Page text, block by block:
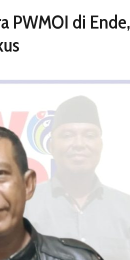
PWMOI di Ende,